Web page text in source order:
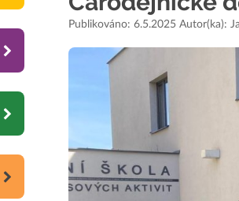
Publikováno: 6.5.2025 Autor(ka):